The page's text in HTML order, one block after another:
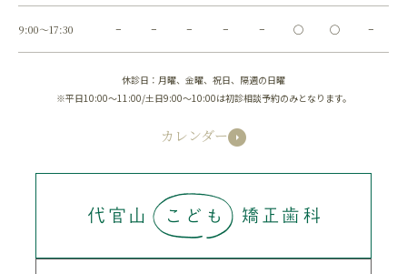
9:00～17:30 − − − − − ◯ ◯ −
休診日：月曜、金曜、祝日、隔週の日曜
※平日10:00～11:00/土日9:00～10:00は初診相談予約のみとなります。
カレンダー